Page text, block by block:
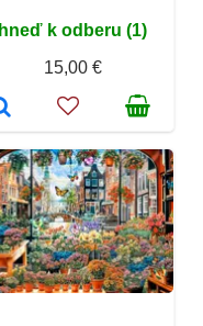
Ihneď k odberu (1)
15,00 €